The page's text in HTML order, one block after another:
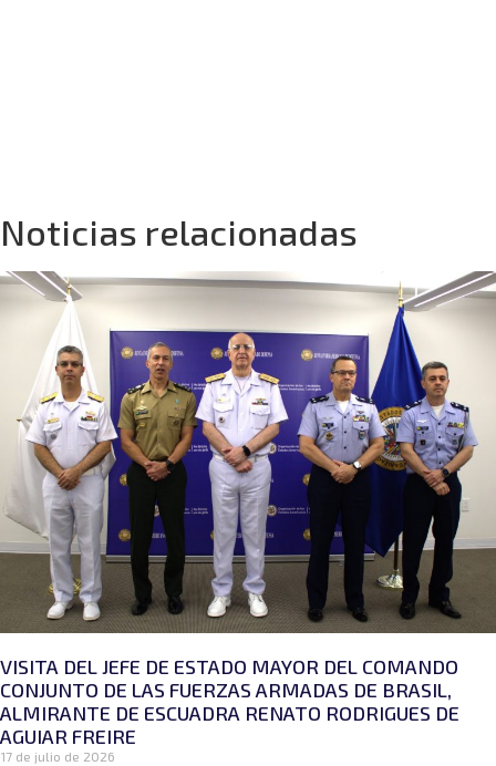
Noticias relacionadas
VISITA DEL JEFE DE ESTADO MAYOR DEL COMANDO
CONJUNTO DE LAS FUERZAS ARMADAS DE BRASIL,
ALMIRANTE DE ESCUADRA RENATO RODRIGUES DE
AGUIAR FREIRE
17 de julio de 2026